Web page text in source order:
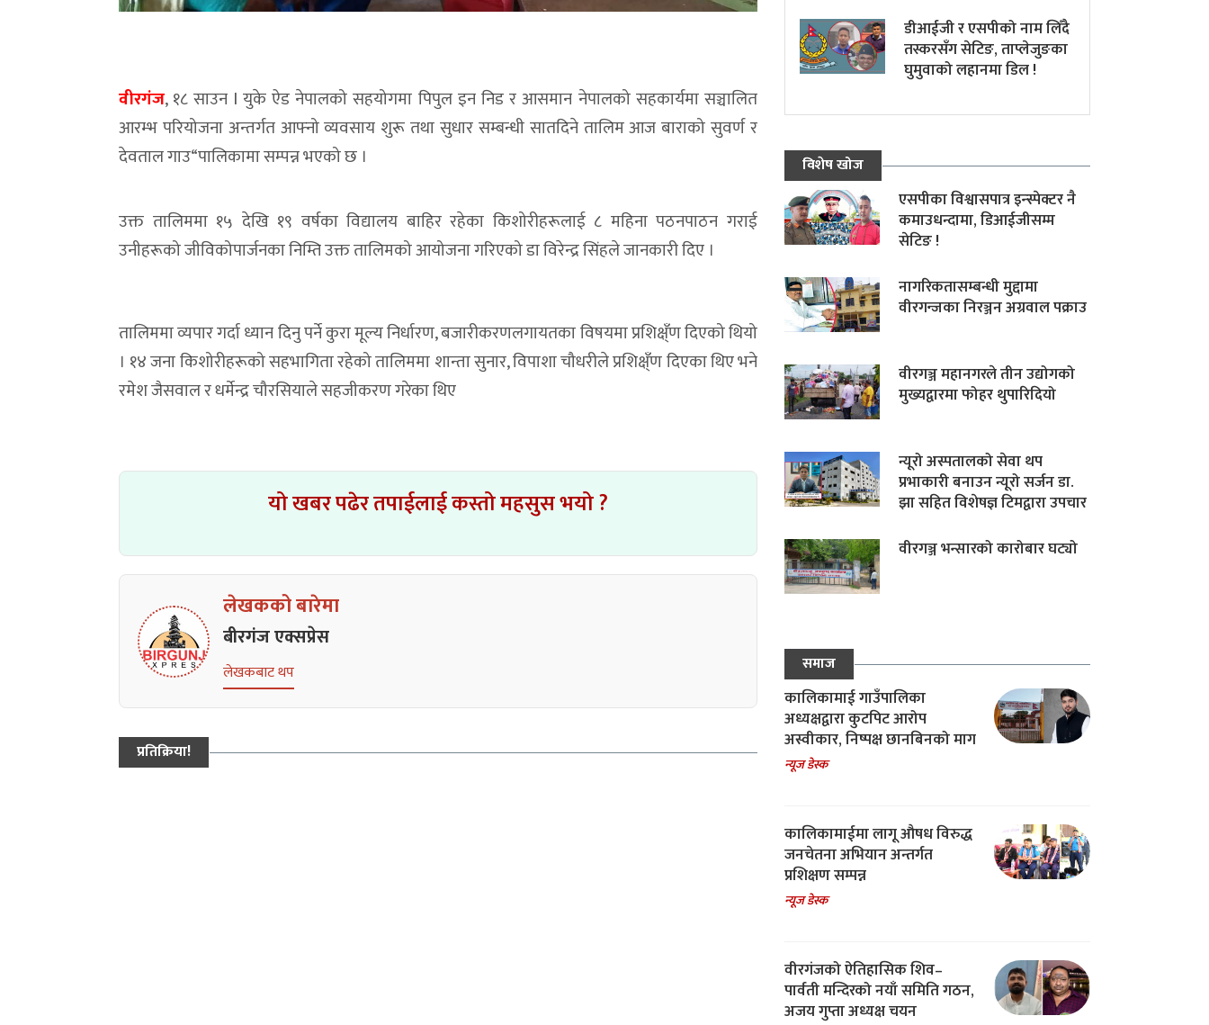
वीरगंज, १८ साउन l युके ऐड नेपालको सहयोगमा पिपुल इन निड र आसमान नेपालको सहकार्यमा सञ्चालित
आरम्भ परियोजना अन्तर्गत आफ्नो व्यवसाय शुरू तथा सुधार सम्बन्धी सातदिने तालिम आज बाराको सुवर्ण र
देवताल गाउ“पालिकामा सम्पन्न भएको छ ।
उक्त तालिममा १५ देखि १९ वर्षका विद्यालय बाहिर रहेका किशोरीहरूलाई ८ महिना पठनपाठन गराई
उनीहरूको जीविकोपार्जनका निम्ति उक्त तालिमको आयोजना गरिएको डा विरेन्द्र सिंहले जानकारी दिए ।
तालिममा व्यपार गर्दा ध्यान दिनु पर्ने कुरा मूल्य निर्धारण, बजारीकरणलगायतका विषयमा प्रशिक्ष्ँण दिएको थियो
। १४ जना किशोरीहरूको सहभागिता रहेको तालिममा शान्ता सुनार, विपाशा चौधरीले प्रशिक्ष्ँण दिएका थिए भने
रमेश जैसवाल र धर्मेन्द्र चौरसियाले सहजीकरण गरेका थिए
यो खबर पढेर तपाईलाई कस्तो महसुस भयो ?
लेखकको बारेमा
बीरगंज एक्सप्रेस
लेखकबाट थप
प्रतिक्रिया!
डीआईजी र एसपीको नाम लिँदै
तस्करसँग सेटिङ, ताप्लेजुङका
घुमुवाको लहानमा डिल !
विशेष खोज
एसपीका विश्वासपात्र इन्स्पेक्टर नै
कमाउधन्दामा, डिआईजीसम्म
सेटिङ !
नागरिकतासम्बन्धी मुद्दामा
वीरगन्जका निरञ्जन अग्रवाल पक्राउ
वीरगञ्ज महानगरले तीन उद्योगको
मुख्यद्वारमा फोहर थुपारिदियो
न्यूरो अस्पतालको सेवा थप
प्रभाकारी बनाउन न्यूरो सर्जन डा.
झा सहित विशेषज्ञ टिमद्वारा उपचार
वीरगञ्ज भन्सारको कारोबार घट्यो
समाज
कालिकामाई गाउँपालिका
अध्यक्षद्वारा कुटपिट आरोप
अस्वीकार, निष्पक्ष छानबिनको माग
न्यूज डेस्क
कालिकामाईमा लागू औषध विरुद्ध
जनचेतना अभियान अन्तर्गत
प्रशिक्षण सम्पन्न
न्यूज डेस्क
वीरगंजको ऐतिहासिक शिव–
पार्वती मन्दिरको नयाँ समिति गठन,
अजय गुप्ता अध्यक्ष चयन